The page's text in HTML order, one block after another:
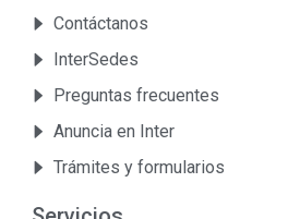
Contáctanos
InterSedes
Preguntas frecuentes
Anuncia en Inter
Trámites y formularios